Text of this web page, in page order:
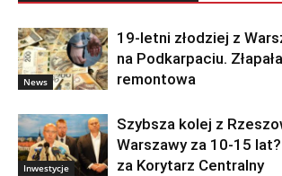
News
19-letni złodziej z
na Podkarpaciu.
remontowa
Inwestycje
Szybsza kolej z
Warszawy za 10-15
za Korytarz Centralny